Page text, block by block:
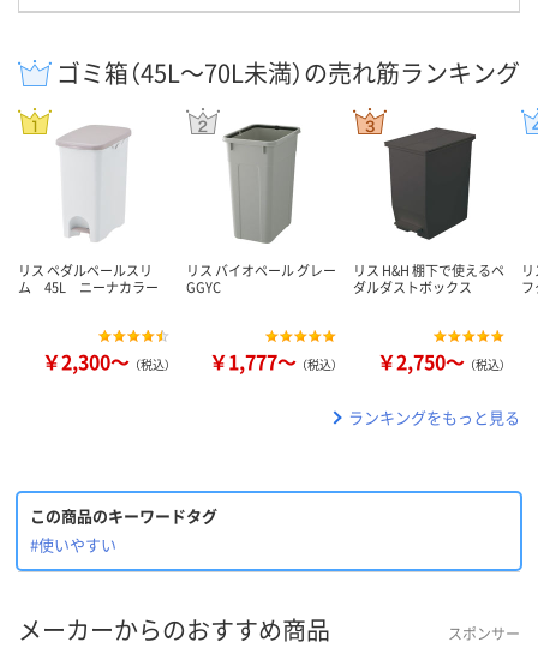
ゴミ箱（45L～70L未満）の売れ筋ランキング
リス ペダルペールスリ
ム 45L ニーナカラー
￥2,300～ （税込）
リス バイオペール グレー
GGYC
￥1,777～ （税込）
リス H&H 棚下で使えるペ
ダルダストボックス
￥2,750～ （税込）
ランキングをもっと見る
この商品のキーワードタグ
#使いやすい
メーカーからのおすすめ商品 スポンサー